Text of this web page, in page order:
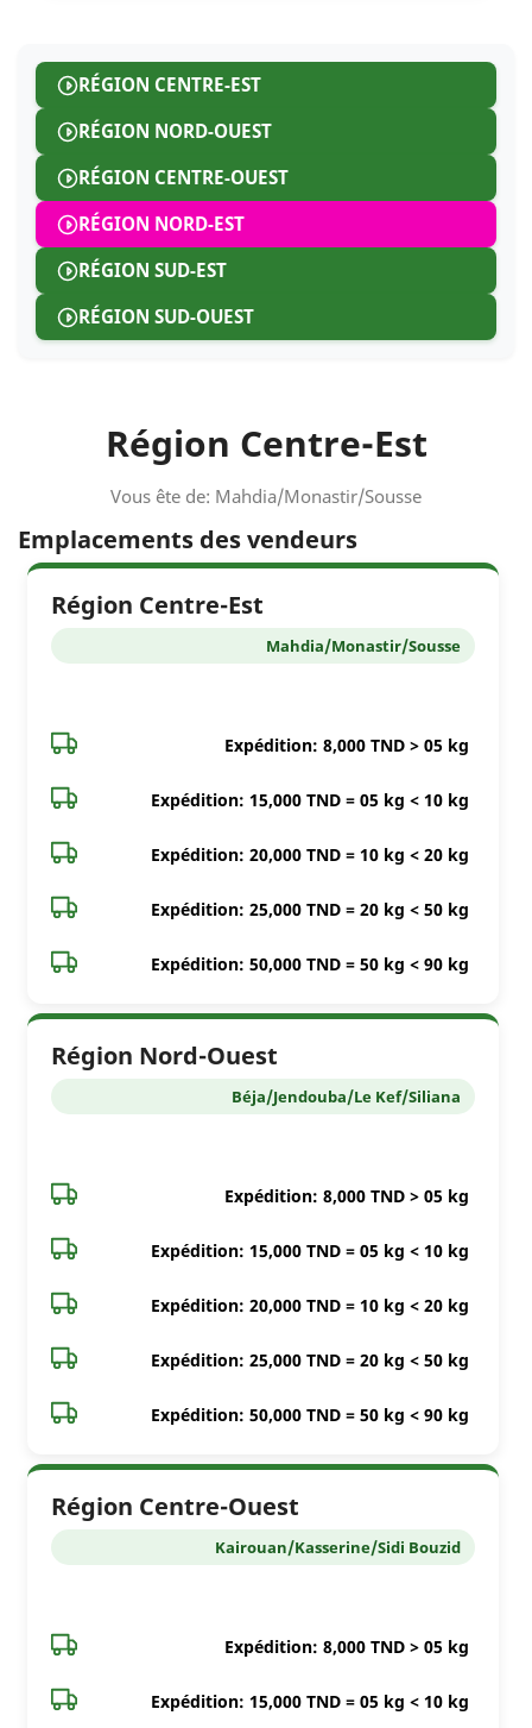
RÉGION CENTRE-EST
RÉGION NORD-OUEST
RÉGION CENTRE-OUEST
RÉGION NORD-EST
RÉGION SUD-EST
RÉGION SUD-OUEST
Région Centre-Est
Vous ête de: Mahdia/Monastir/Sousse
Emplacements des vendeurs
Région Centre-Est
Mahdia/Monastir/Sousse
Expédition: 8,000 TND > 05 kg
Expédition: 15,000 TND = 05 kg < 10 kg
Expédition: 20,000 TND = 10 kg < 20 kg
Expédition: 25,000 TND = 20 kg < 50 kg
Expédition: 50,000 TND = 50 kg < 90 kg
Région Nord-Ouest
Béja/Jendouba/Le Kef/Siliana
Expédition: 8,000 TND > 05 kg
Expédition: 15,000 TND = 05 kg < 10 kg
Expédition: 20,000 TND = 10 kg < 20 kg
Expédition: 25,000 TND = 20 kg < 50 kg
Expédition: 50,000 TND = 50 kg < 90 kg
Région Centre-Ouest
Kairouan/Kasserine/Sidi Bouzid
Expédition: 8,000 TND > 05 kg
Expédition: 15,000 TND = 05 kg < 10 kg